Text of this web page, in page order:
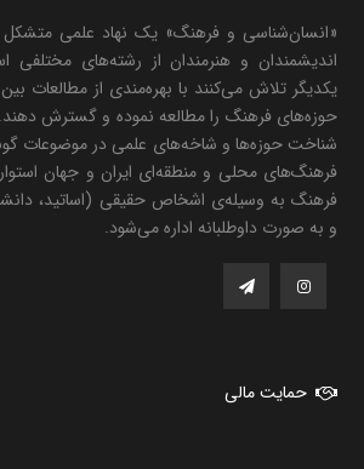
«انسان‌شناسی و فرهنگ» یک نهاد علمی متشکل از
اندیشمندان و هنرمندان از رشته‌های مختلفی
یکدیگر تلاش می‌کنند با بهره‌مندی از مطالعات بین
حوزه‌های فرهنگ را مطالعه نموده و گسترش دهند.
شناخت حوزه‌ها و شاخه‌های علمی در موضوعات
فرهنگ‌های محلی و منطقه‌ای ایران و جهان
فرهنگ به وسیله‌ی اشخاص حقیقی (اساتید،
و به صورت داوطلبانه اداره می‌شود.
حمایت مالی